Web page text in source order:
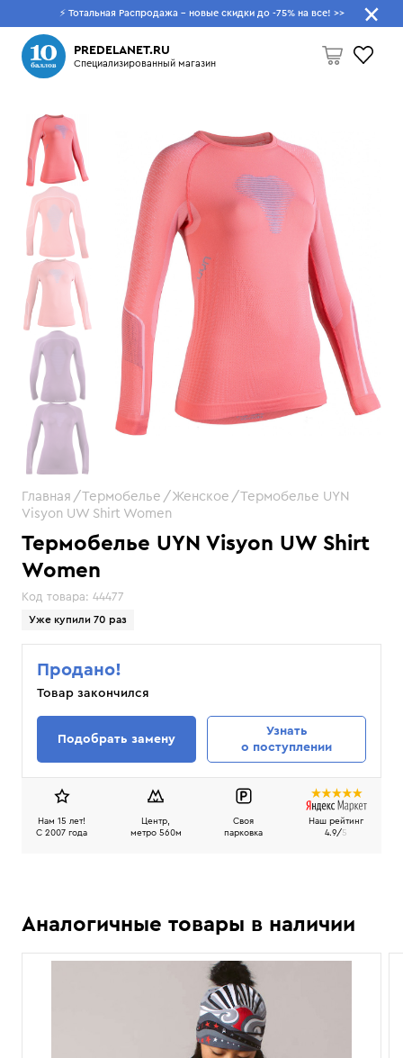
⚡ Тотальная Распродажа - новые скидки до -75% на все! >>
PREDELANET.RU
Специализированный магазин
Пусто
Что будем искать?
Термобелье UYN Visyon UW Shirt
Women
Код товара: 44477
Уже купили 70 раз
Главная Термобелье Женское
Термобелье UYN
Visyon UW Shirt Women
Продано!
Товар закончился
Подобрать замену
Узнать
о поступлении
Нам 15 лет!
C 2007 года
Центр,
метро 560м
Своя
парковка
Наш рейтинг
4.9/5
Аналогичные товары в наличии